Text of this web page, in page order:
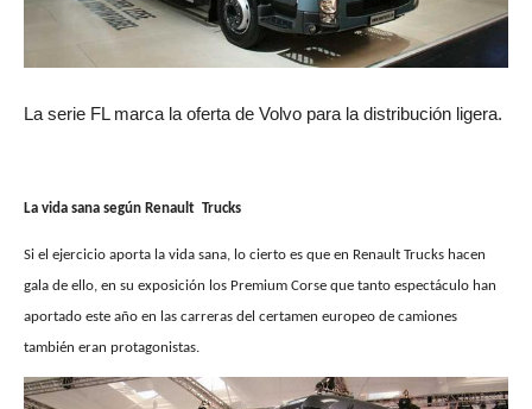
La serie FL marca la oferta de Volvo para la distribución ligera.
La vida sana según Renault Trucks
Si el ejercicio aporta la vida sana, lo cierto es que en Renault Trucks hacen
gala de ello, en su exposición los Premium Corse que tanto espectáculo han
aportado este año en las carreras del certamen europeo de camiones
también eran protagonistas.